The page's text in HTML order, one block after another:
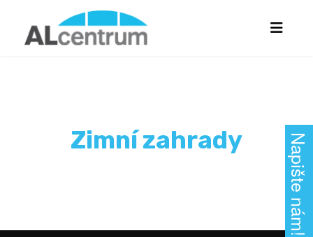
Zimní zahrady Napište nám!